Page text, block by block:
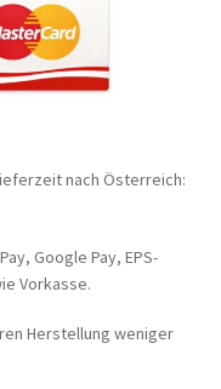
nach Österreich:
Google Pay, EPS-
Vorkasse.
Herstellung weniger